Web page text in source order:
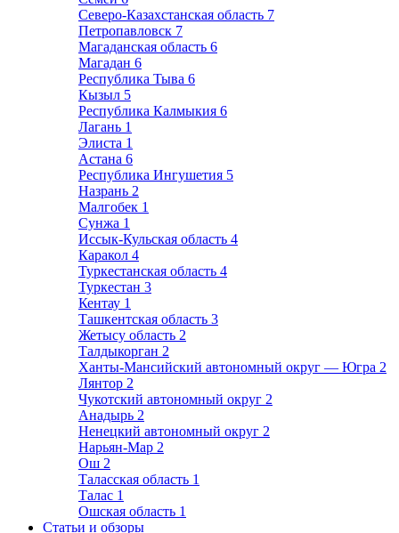
Северо-Казахстанская область 7
Петропавловск 7
Магаданская область 6
Магадан 6
Республика Тыва 6
Кызыл 5
Республика Калмыкия 6
Лагань 1
Элиста 1
Астана 6
Республика Ингушетия 5
Назрань 2
Малгобек 1
Сунжа 1
Иссык-Кульская область 4
Каракол 4
Туркестанская область 4
Туркестан 3
Кентау 1
Ташкентская область 3
Жетысу область 2
Талдыкорган 2
Ханты-Мансийский автономный округ — Югра 2
Лянтор 2
Чукотский автономный округ 2
Анадырь 2
Ненецкий автономный округ 2
Нарьян-Мар 2
Ош 2
Таласская область 1
Талас 1
Ошская область 1
Статьи и обзоры